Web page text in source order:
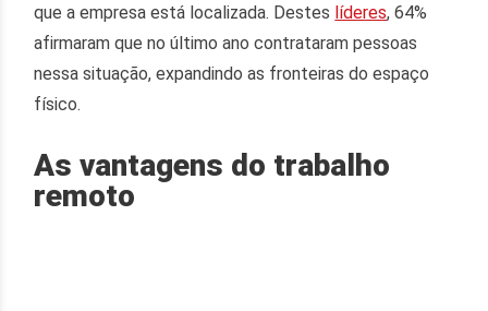
que a empresa está localizada. Destes líderes, 64%
afirmaram que no último ano contrataram pessoas
nessa situação, expandindo as fronteiras do espaço
físico.
As vantagens do trabalho
remoto